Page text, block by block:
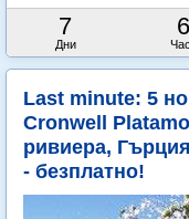
7
Дни
6
Last minute: 5
Cronwell
ривиера,
- безплатно!